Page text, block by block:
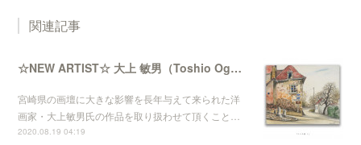
関連記事
☆NEW ARTIST☆ 大上 敏男（Toshio Ogami）
宮崎県の画壇に大きな影響を長年与えて来られた洋
画家・大上敏男氏の作品を取り扱わせて頂くこと…
2020.08.19 04:19